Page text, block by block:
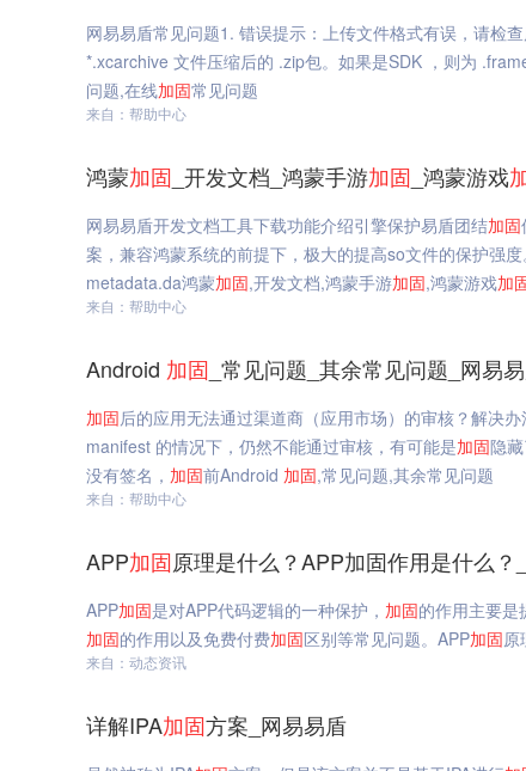
网易易盾常见问题1. 错误提示：上传文件格式有误，请检
*.xcarchive 文件压缩后的 .zip包。如果是SDK ，则为
问题,在线加固常见问题
来自：帮助中心
鸿蒙加固 _开发文档_鸿蒙手游加固 _鸿蒙游戏
网易易盾开发文档工具下载功能介绍引擎保护易盾团结加固
案，兼容鸿蒙系统的前提下，极大的提高so文件的保护强
metadata.da鸿蒙加固,开发文档,鸿蒙手游加固,鸿蒙游戏加
来自：帮助中心
Android 加固 _常见问题_其余常见问题_网易
加固后的应用无法通过渠道商（应用市场）的审核？解决
manifest 的情况下，仍然不能通过审核，有可能是加固隐
没有签名， 加固前Android 加固,常见问题,其余常见问题
来自：帮助中心
APP加固原理是什么？APP加固作用是什么？
APP加固是对APP代码逻辑的一种保护， 加固的作用主要是
加固的作用以及免费付费加固区别等常见问题。APP加固原
来自：动态资讯
详解IPA加固方案_网易易盾